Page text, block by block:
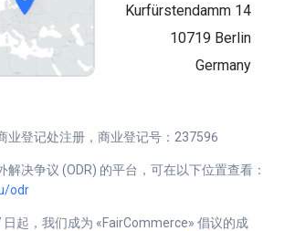
Kurfürstendamm 14
10719 Berlin
Germany
业登记处注册，商业登记号：237596
解决争议 (ODR) 的平台，可在以下位置查看：
odr
日起，我们成为 «FairCommerce» 倡议的成